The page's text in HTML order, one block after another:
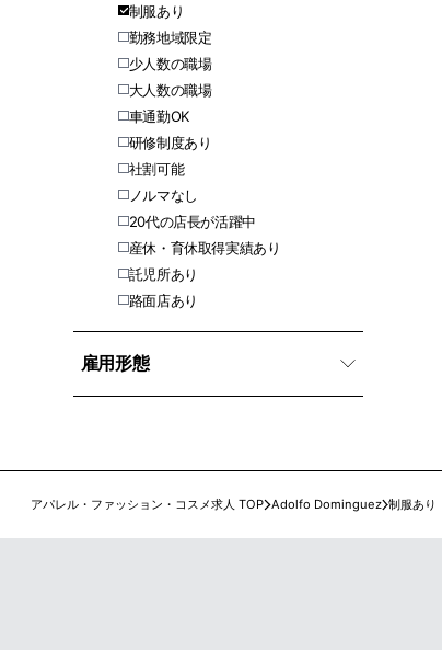
制服あり
勤務地域限定
少人数の職場
大人数の職場
車通勤OK
研修制度あり
社割可能
ノルマなし
20代の店長が活躍中
産休・育休取得実績あり
託児所あり
路面店あり
雇用形態
アパレル・ファッション・コスメ求人 TOP Adolfo Dominguez 制服あり